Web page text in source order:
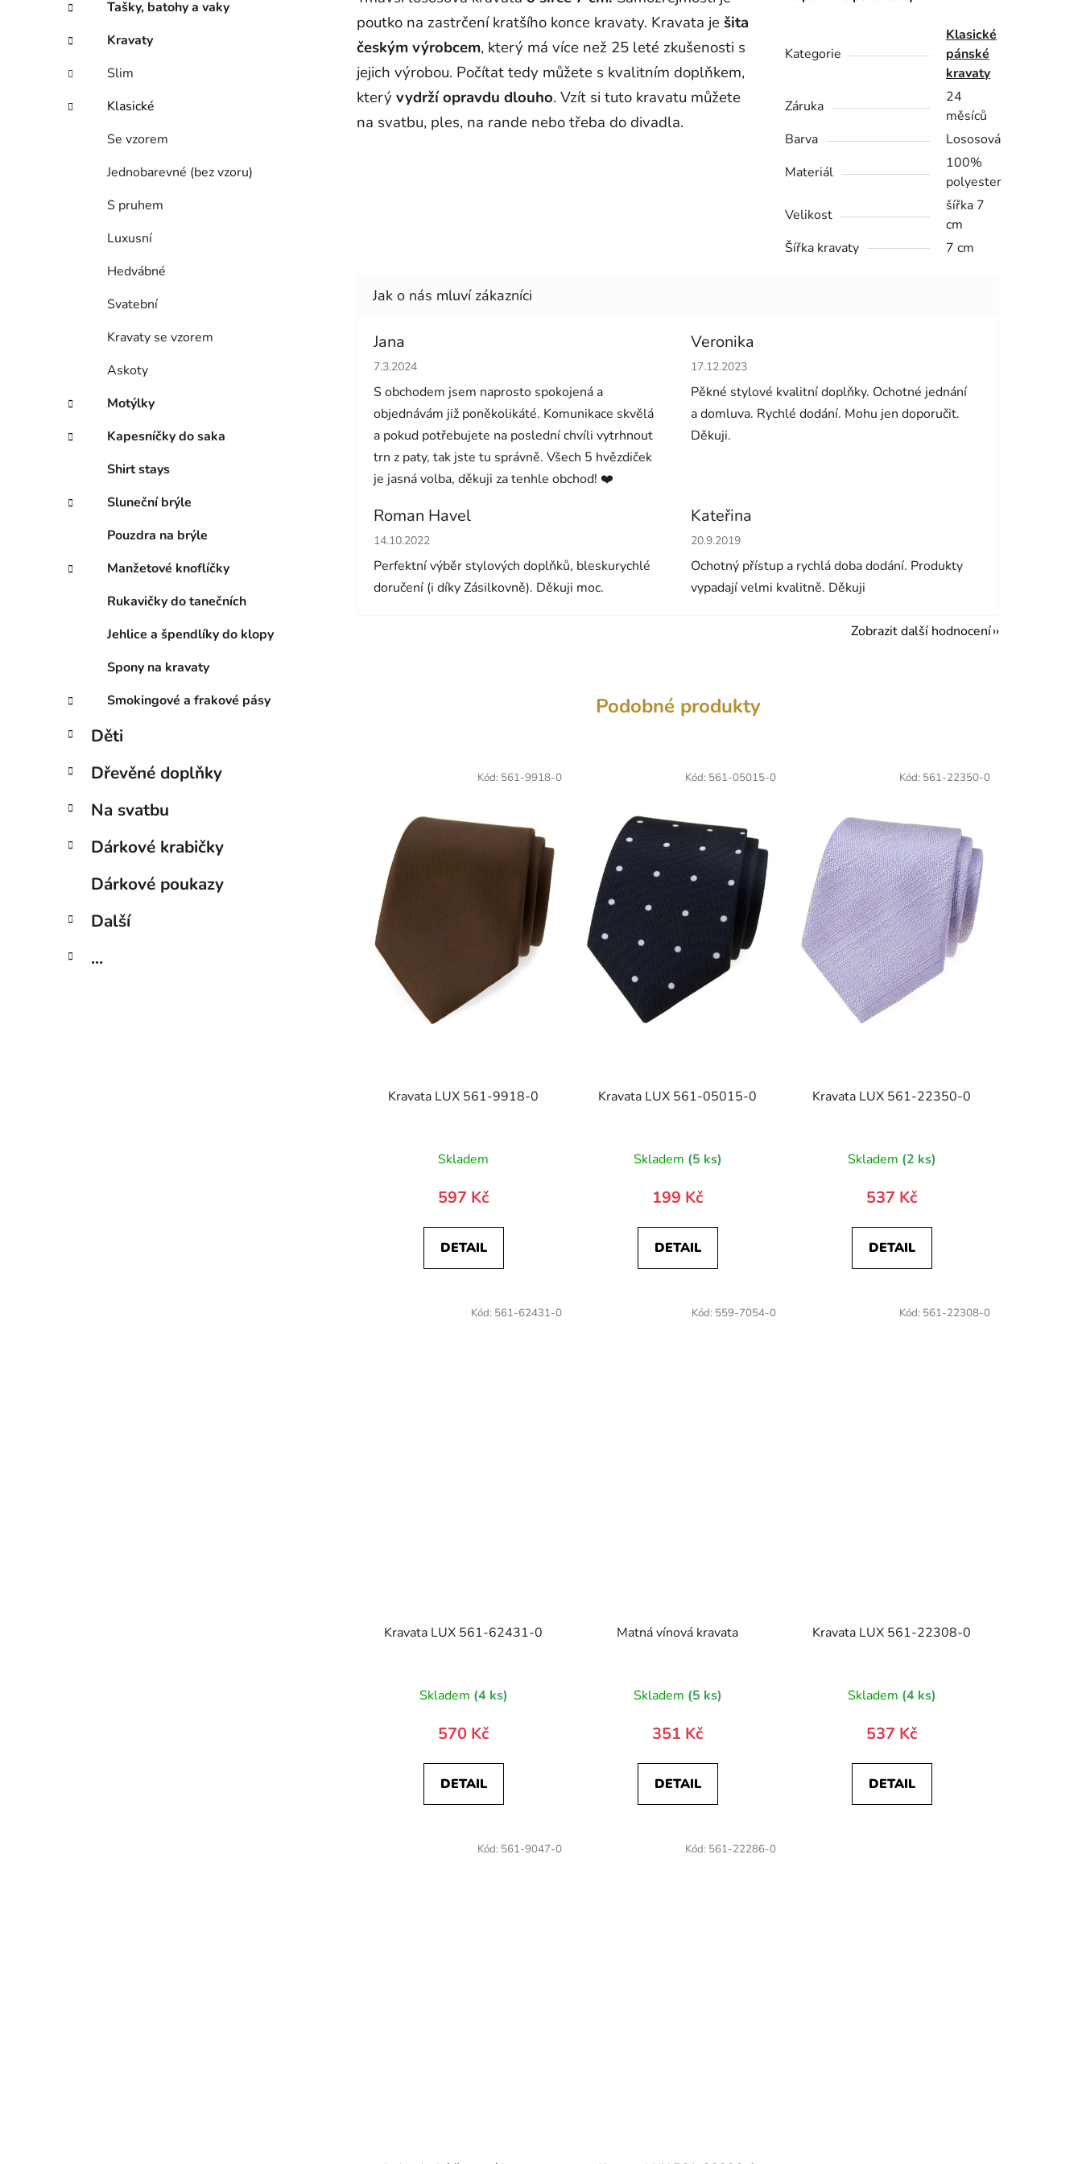
Tašky, batohy a vaky
Kravaty
Slim
Klasické
Se vzorem
Jednobarevné (bez vzoru)
S pruhem
Luxusní
Hedvábné
Svatební
Kravaty se vzorem
Askoty
Motýlky
Kapesníčky do saka
Shirt stays
Sluneční brýle
Pouzdra na brýle
Manžetové knoflíčky
Rukavičky do tanečních
Jehlice a špendlíky do klopy
Spony na kravaty
Smokingové a frakové pásy
Děti
Dřevěné doplňky
Na svatbu
Dárkové krabičky
Dárkové poukazy
Další
...
poutko na zastrčení kratšího konce kravaty. Kravata je šita
českým výrobcem, který má více než 25 leté zkušenosti s
jejich výrobou. Počítat tedy můžete s kvalitním doplňkem,
který vydrží opravdu dlouho. Vzít si tuto kravatu můžete
na svatbu, ples, na rande nebo třeba do divadla.
Kategorie
Klasické
pánské
kravaty
Záruka
24
měsíců
Barva
Lososová
Materiál
100%
polyester
Velikost
šířka 7
cm
Šířka kravaty
7 cm
Jana
Hodnocení obchodu je 5 z 5 hvězdiček.
7.3.2024
S obchodem jsem naprosto spokojená a
objednávám již poněkolikáté. Komunikace skvělá
a pokud potřebujete na poslední chvíli vytrhnout
trn z paty, tak jste tu správně. Všech 5 hvězdiček
je jasná volba, děkuji za tenhle obchod! ❤️
Veronika
Hodnocení obchodu je 5 z 5 hvězdiček.
17.12.2023
Pěkné stylové kvalitní doplňky. Ochotné jednání
a domluva. Rychlé dodání. Mohu jen doporučit.
Děkuji.
Roman Havel
Hodnocení obchodu je 5 z 5 hvězdiček.
14.10.2022
Perfektní výběr stylových doplňků, bleskurychlé
doručení (i díky Zásilkovně). Děkuji moc.
Kateřina
Hodnocení obchodu je 5 z 5 hvězdiček.
20.9.2019
Ochotný přístup a rychlá doba dodání. Produkty
vypadají velmi kvalitně. Děkuji
Zobrazit další hodnocení
Podobné produkty
Kravata LUX 561-9918-0
Skladem
597 Kč
DETAIL
Kód: 561-9918-0
Kravata LUX 561-05015-0
Skladem (5 ks)
199 Kč
DETAIL
Kód: 561-05015-0
Kravata LUX 561-22350-0
Skladem (2 ks)
537 Kč
DETAIL
Kód: 561-22350-0
Kravata LUX 561-62431-0
Skladem (4 ks)
570 Kč
DETAIL
Kód: 561-62431-0
Matná vínová kravata
Skladem (5 ks)
351 Kč
DETAIL
Kód: 559-7054-0
Kravata LUX 561-22308-0
Skladem (4 ks)
537 Kč
DETAIL
Kód: 561-22308-0
Kód: 561-9047-0 Kód: 561-22286-0